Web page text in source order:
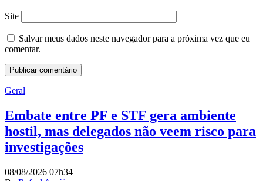
Site
Salvar meus dados neste navegador para a próxima vez que eu
comentar.
Geral
Embate entre PF e STF gera ambiente
hostil, mas delegados não veem risco para
investigações
08/08/2026 07h34